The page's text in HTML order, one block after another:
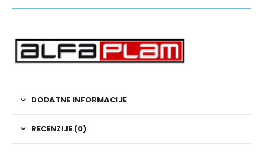
DODATNE INFORMACIJE
RECENZIJE (0)